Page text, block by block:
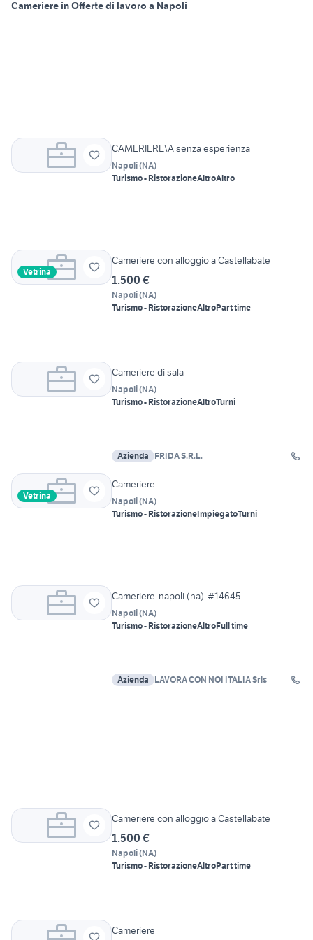
Cameriere in Offerte di lavoro a Napoli
CAMERIERE\A senza esperienza
Napoli(NA)
Turismo - RistorazioneAltroAltro
Vetrina
Cameriere con alloggio a Castellabate
1.500 €
Napoli(NA)
Turismo - RistorazioneAltroPart time
Cameriere di sala
Napoli(NA)
Turismo - RistorazioneAltroTurni
Azienda FRIDA S.R.L.
Vetrina
Cameriere
Napoli(NA)
Turismo - RistorazioneImpiegatoTurni
Cameriere-napoli (na)-#14645
Napoli(NA)
Turismo - RistorazioneAltroFull time
Azienda LAVORA CON NOI ITALIA Srls
Cameriere con alloggio a Castellabate
1.500 €
Napoli(NA)
Turismo - RistorazioneAltroPart time
Cameriere